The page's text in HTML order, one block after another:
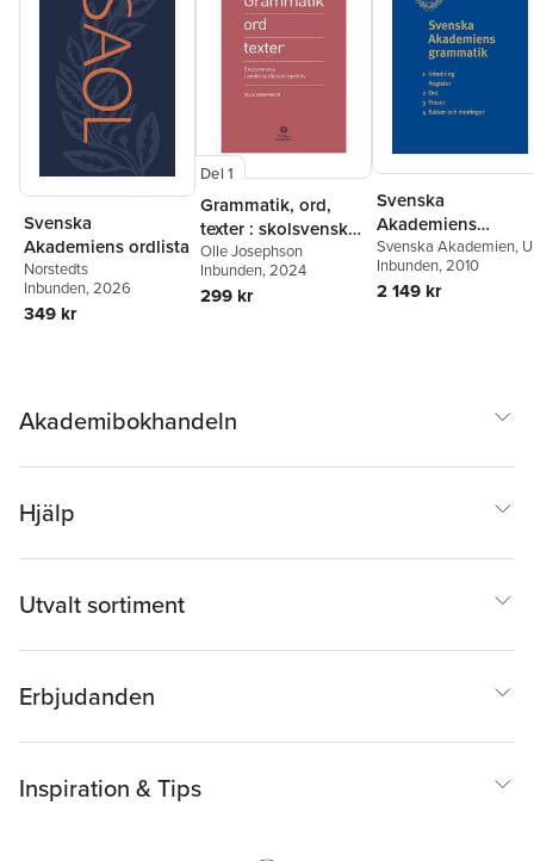
Svenska
Akademiens ordlista
Norstedts
Inbunden, 2026
349 kr
Del 1
Grammatik, ord,
texter : skolsvenska i
andraspråksperspek
tiv
Olle Josephson
Inbunden, 2024
299 kr
Svenska
Akademiens
grammatik
Svenska Akademien,
Teleman
Inbunden, 2010
2 149 kr
Akademibokhandeln
Hjälp
Utvalt sortiment
Erbjudanden
Inspiration & Tips